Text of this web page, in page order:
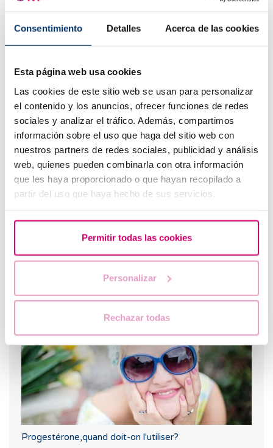
Consentimiento Detalles Acerca de las cookies
Esta página web usa cookies
Las cookies de este sitio web se usan para personalizar
el contenido y los anuncios, ofrecer funciones de redes
sociales y analizar el tráfico. Además, compartimos
información sobre el uso que haga del sitio web con
nuestros partners de redes sociales, publicidad y análisis
web, quienes pueden combinarla con otra información
que les haya proporcionado o que hayan recopilado a
partir del uso que haya hecho de sus servicios.
Permitir todas las cookies
Personalizar
Rechazar todas
Combien de temps faut-il pour l’implantation de l’ovule
fécondé ?
Progestérone,quand doit-on l'utiliser?